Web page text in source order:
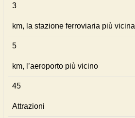
3
km, la stazione ferroviaria più vicina
5
km, l’aeroporto più vicino
45
Attrazioni